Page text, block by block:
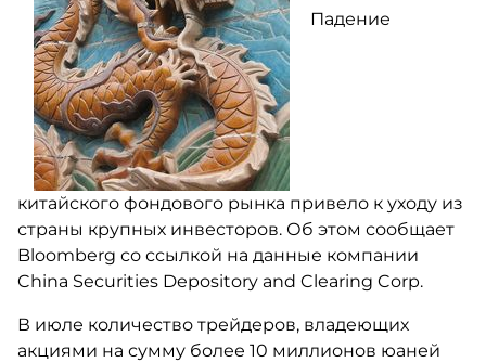
Падение
китайского фондового рынка привело к уходу из
страны крупных инвесторов. Об этом сообщает
Bloomberg со ссылкой на данные компании
China Securities Depository and Clearing Corp.
В июле количество трейдеров, владеющих
акциями на сумму более 10 миллионов юаней